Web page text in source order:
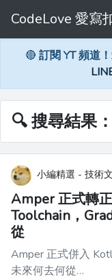
CodeLove 愛寫
🔴 訂閱 YT 頻道！
🔍 搜尋結果
小編精選 - 技術
Amper 正式轉
Toolchain，
從
Amper 正式併入
未來何去何從